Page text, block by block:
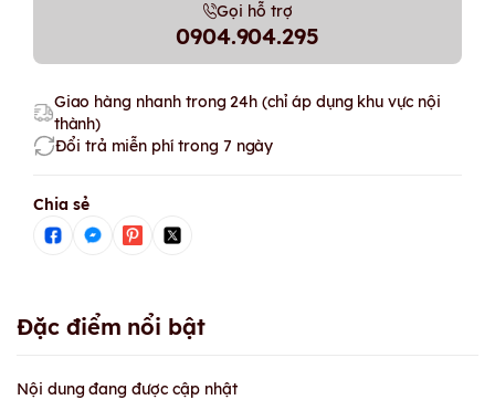
Gọi hỗ trợ
0904.904.295
Giao hàng nhanh trong 24h (chỉ áp dụng khu vực nội
thành)
Đổi trả miễn phí trong 7 ngày
Chia sẻ
Đặc điểm nổi bật
Nội dung đang được cập nhật